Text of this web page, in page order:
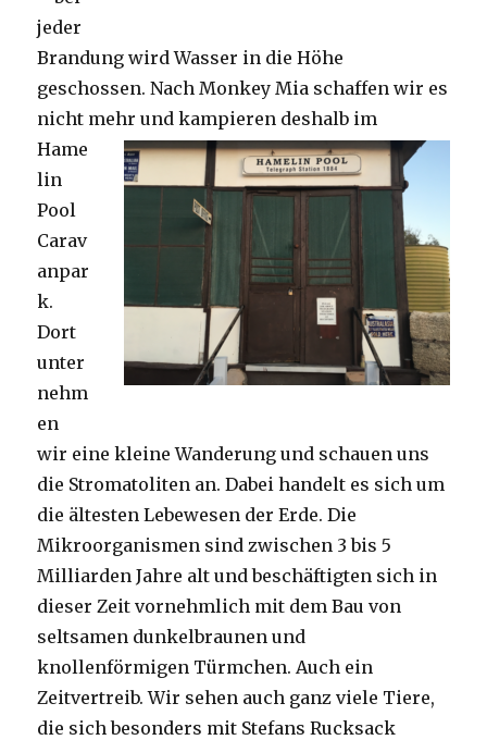
jeder
Brandung wird Wasser in die Höhe
geschossen. Nach Monkey Mia schaffen wir es
nicht mehr und kampieren deshalb im
Hame
lin
Pool
Carav
anpar
k.
Dort
unter
nehm
en
wir eine kleine Wanderung und schauen uns
die Stromatoliten an. Dabei handelt es sich um
die ältesten Lebewesen der Erde. Die
Mikroorganismen sind zwischen 3 bis 5
Milliarden Jahre alt und beschäftigten sich in
dieser Zeit vornehmlich mit dem Bau von
seltsamen dunkelbraunen und
knollenförmigen Türmchen. Auch ein
Zeitvertreib. Wir sehen auch ganz viele Tiere,
die sich besonders mit Stefans Rucksack